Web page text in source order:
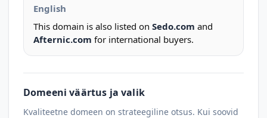
English
This domain is also listed on Sedo.com and
Afternic.com for international buyers.
Domeeni väärtus ja valik
Kvaliteetne domeen on strateegiline otsus. Kui soovid